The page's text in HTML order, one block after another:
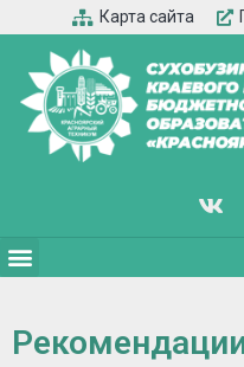
Карта сайта